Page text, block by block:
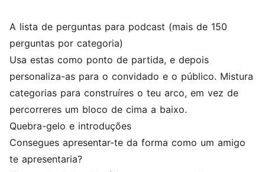
A lista de perguntas para podcast (mais de 150
perguntas por categoria)
Usa estas como ponto de partida, e depois
personaliza-as para o convidado e o público. Mistura
categorias para construíres o teu arco, em vez de
percorreres um bloco de cima a baixo.
Quebra-gelo e introduções
Consegues apresentar-te da forma como um amigo
te apresentaria?